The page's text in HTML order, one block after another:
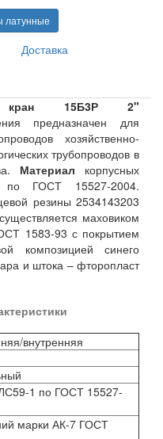
латунные
Доставка
кран 15Б3Р 2"
предназначен для
хозяйственно-
трубопроводов в
Материал корпусных
ГОСТ 15527-2004.
резины 2534143203
маховиком
1583-93 с покрытием
композицией синего
и штока – фторопласт
внутренняя
1 по ГОСТ 15527-
марки АК-7 ГОСТ